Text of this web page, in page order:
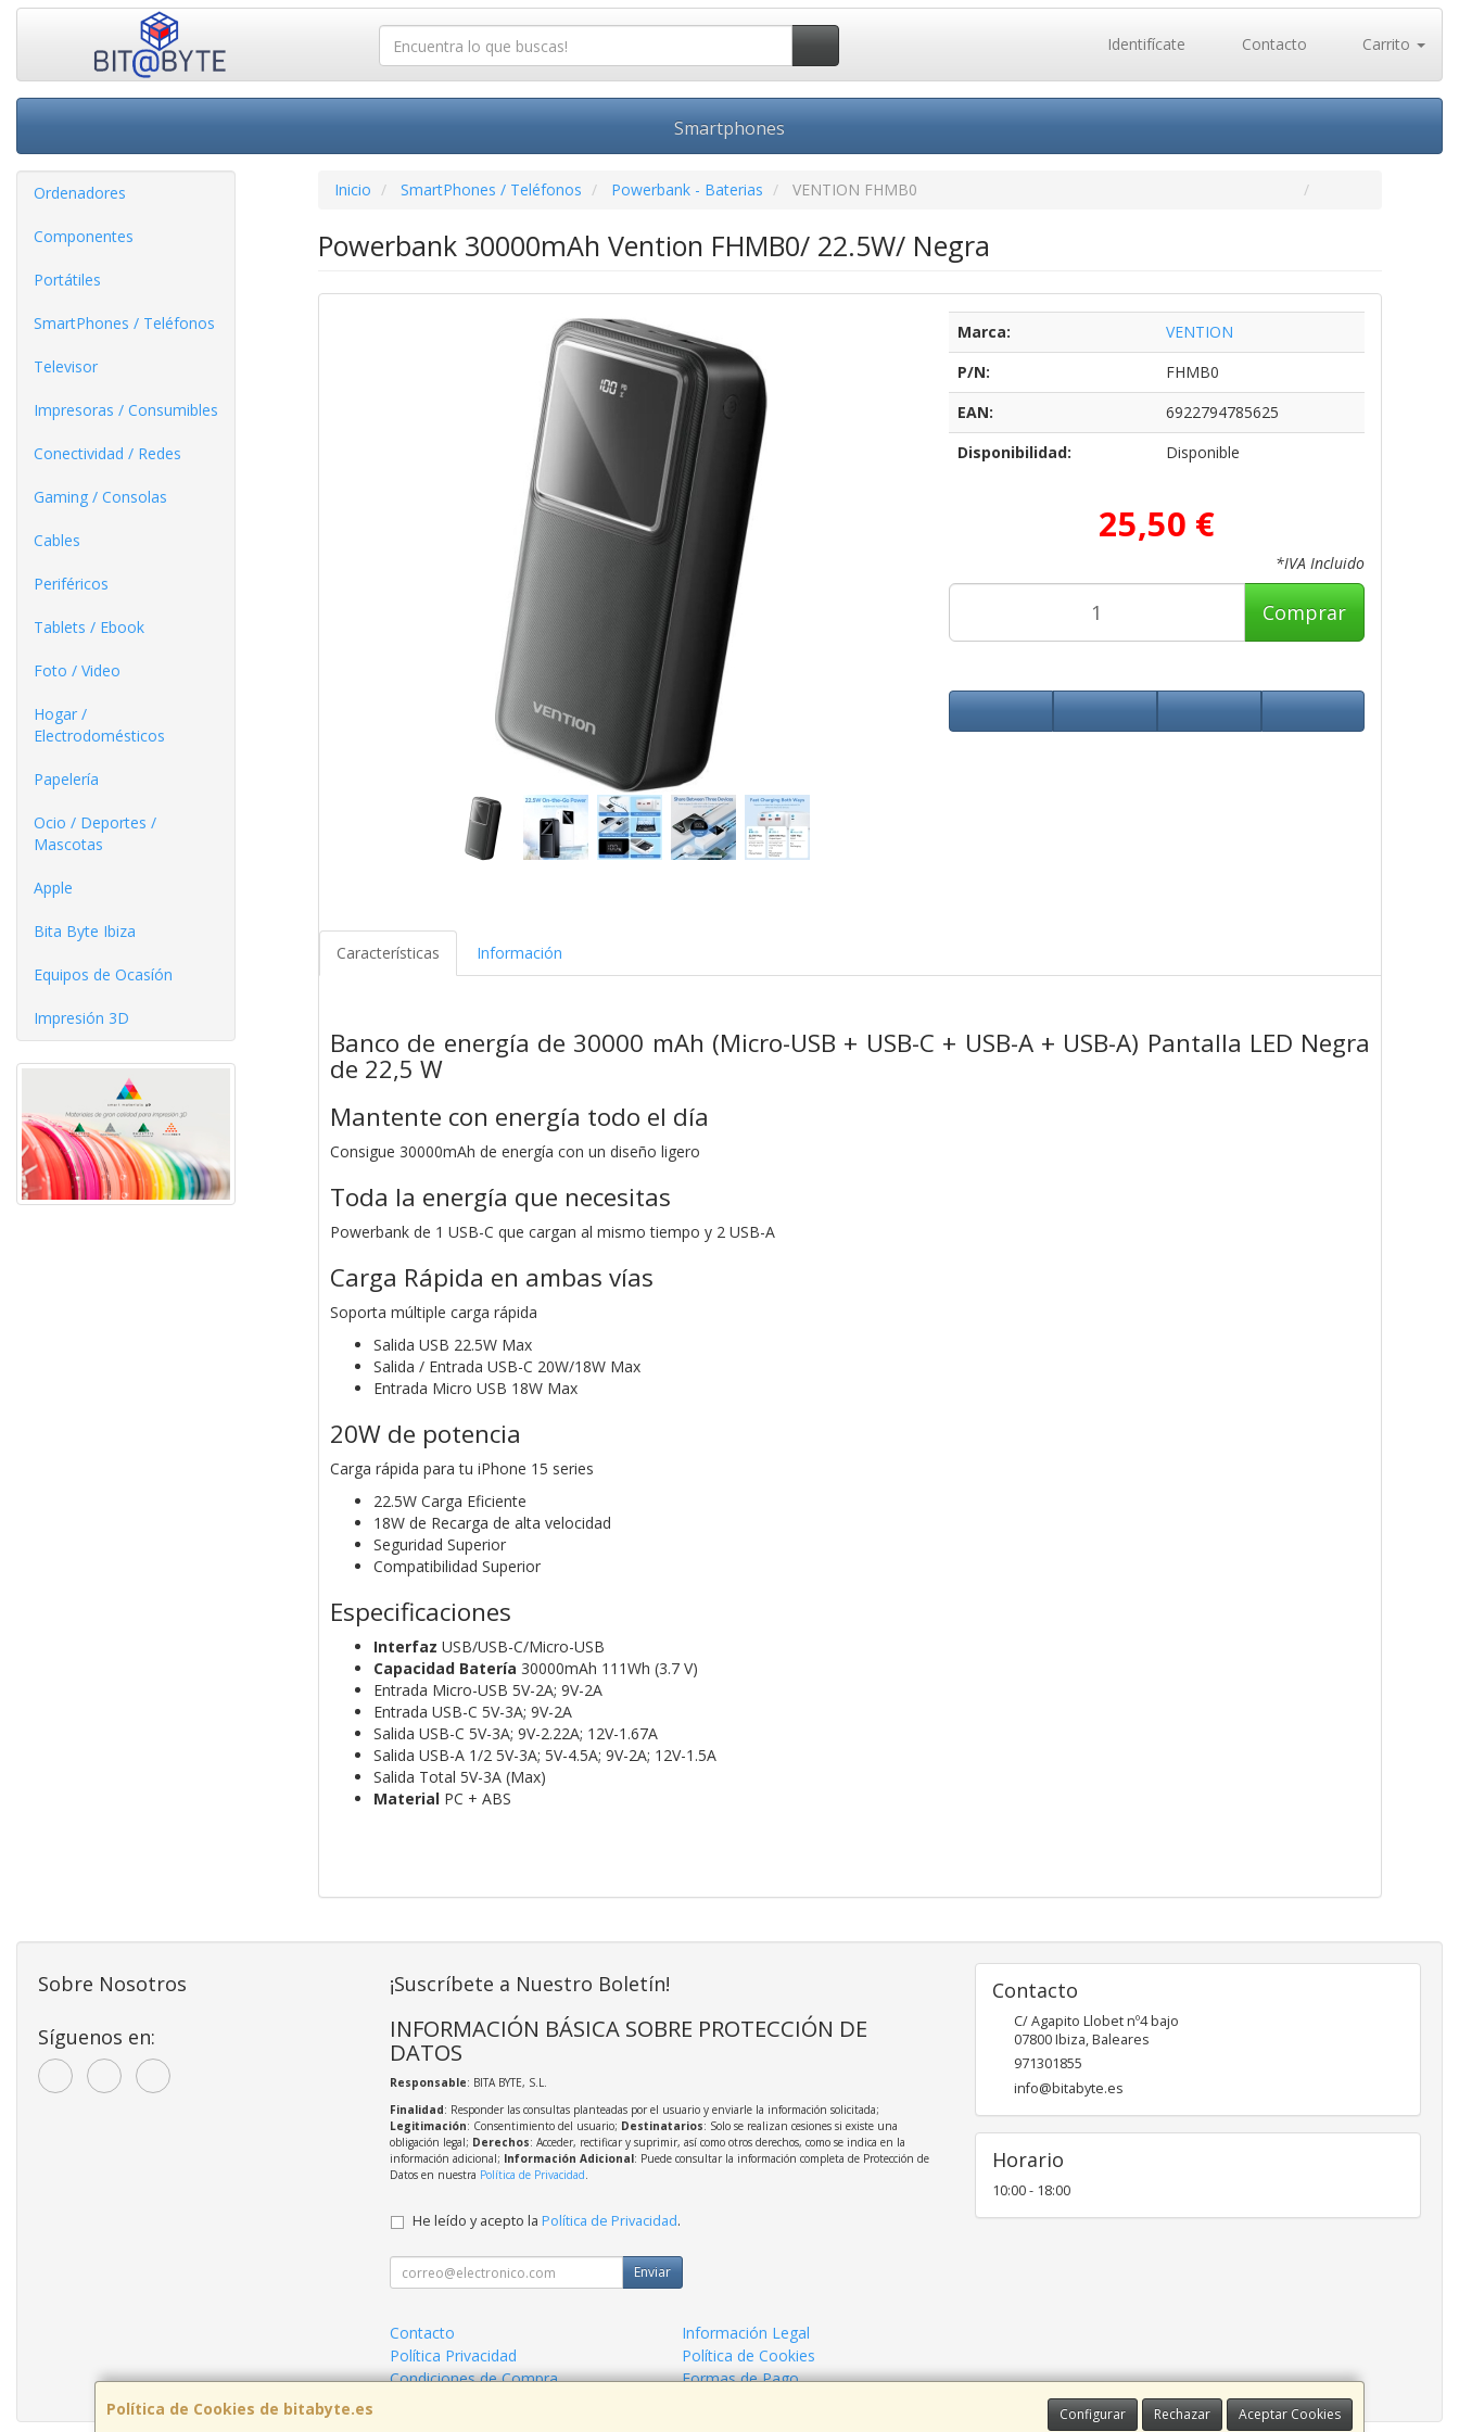
Identifícate Contacto Carrito
Smartphones
Ordenadores
Componentes
Portátiles
SmartPhones / Teléfonos
Televisor
Impresoras / Consumibles
Conectividad / Redes
Gaming / Consolas
Cables
Periféricos
Tablets / Ebook
Foto / Video
Hogar /
Electrodomésticos
Papelería
Ocio / Deportes /
Mascotas
Apple
Bita Byte Ibiza
Equipos de Ocasíón
Impresión 3D
Inicio SmartPhones / Teléfonos Powerbank - Baterias VENTION FHMB0
Powerbank 30000mAh Vention FHMB0/ 22.5W/ Negra
Marca:
VENTION
P/N:
FHMB0
EAN:
6922794785625
Disponibilidad:
Disponible
25,50 €
*IVA Incluido
Comprar
Características Información
Banco de energía de 30000 mAh (Micro-USB + USB-C + USB-A + USB-A) Pantalla LED Negra
de 22,5 W
Mantente con energía todo el día
Consigue 30000mAh de energía con un diseño ligero
Toda la energía que necesitas
Powerbank de 1 USB-C que cargan al mismo tiempo y 2 USB-A
Carga Rápida en ambas vías
Soporta múltiple carga rápida
Salida USB 22.5W Max
Salida / Entrada USB-C 20W/18W Max
Entrada Micro USB 18W Max
20W de potencia
Carga rápida para tu iPhone 15 series
22.5W Carga Eficiente
18W de Recarga de alta velocidad
Seguridad Superior
Compatibilidad Superior
Especificaciones
Interfaz USB/USB-C/Micro-USB
Capacidad Batería 30000mAh 111Wh (3.7 V)
Entrada Micro-USB 5V-2A; 9V-2A
Entrada USB-C 5V-3A; 9V-2A
Salida USB-C 5V-3A; 9V-2.22A; 12V-1.67A
Salida USB-A 1/2 5V-3A; 5V-4.5A; 9V-2A; 12V-1.5A
Salida Total 5V-3A (Max)
MaterialPC + ABS
Política de Cookies de bitabyte.es Configurar Rechazar Aceptar Cookies
Sobre Nosotros
Síguenos en:
¡Suscríbete a Nuestro Boletín!
INFORMACIÓN BÁSICA SOBRE PROTECCIÓN DE
DATOS
Responsable: BITA BYTE, S.L.
Finalidad: Responder las consultas planteadas por el usuario y enviarle la información solicitada;
Legitimación: Consentimiento del usuario; Destinatarios: Solo se realizan cesiones si existe una
obligación legal; Derechos: Acceder, rectificar y suprimir, así como otros derechos, como se indica en la
información adicional; Información Adicional: Puede consultar la información completa de Protección de
Datos en nuestra Política de Privacidad.
He leído y acepto la Política de Privacidad.
Enviar
Contacto
Información Legal
Política Privacidad
Política de Cookies
Condiciones de Compra
Formas de Pago
Contacto
C/ Agapito Llobet nº4 bajo
07800Ibiza,Baleares
971301855
info@bitabyte.es
Horario
10:00 - 18:00